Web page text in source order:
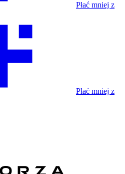
Płać mniej z
Płać mniej z